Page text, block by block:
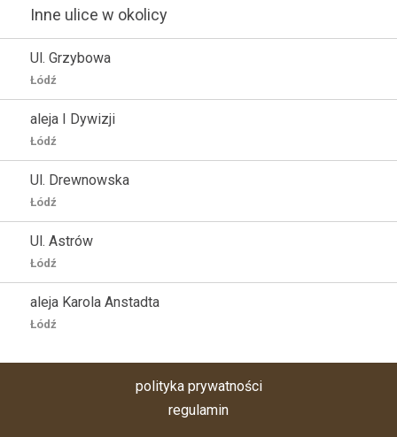
Inne ulice w okolicy
Ul. Grzybowa
Łódź
aleja I Dywizji
Łódź
Ul. Drewnowska
Łódź
Ul. Astrów
Łódź
aleja Karola Anstadta
Łódź
polityka prywatności
regulamin